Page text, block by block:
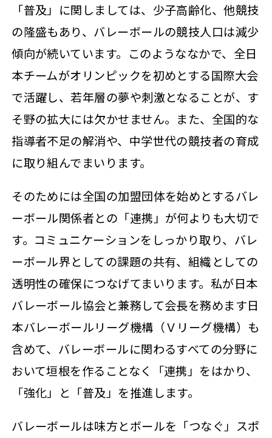
「普及」に関しましては、少子高齢化、他競技
の隆盛もあり、バレーボールの競技人口は減少
傾向が続いています。このようななかで、全日
本チームがオリンピックを初めとする国際大会
で活躍し、若年層の夢や刺激となることが、す
そ野の拡大には欠かせません。また、全国的な
指導者不足の解消や、中学世代の競技者の育成
に取り組んでまいります。
そのためには全国の加盟団体を始めとするバレ
ーボール関係者との「連携」が何よりも大切で
す。コミュニケーションをしっかり取り、バレ
ーボール界としての課題の共有、組織としての
透明性の確保につなげてまいります。私が日本
バレーボール協会と兼務して会長を務めます日
本バレーボールリーグ機構（Ｖリーグ機構）も
含めて、バレーボールに関わるすべての分野に
おいて垣根を作ることなく「連携」をはかり、
「強化」と「普及」を推進します。
バレーボールは味方とボールを「つなぐ」スポ